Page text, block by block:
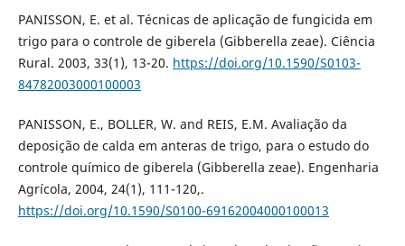
PANISSON, E. et al. Técnicas de aplicação de fungicida em
trigo para o controle de giberela (Gibberella zeae). Ciência
Rural. 2003, 33(1), 13-20. https://doi.org/10.1590/S0103-
84782003000100003
PANISSON, E., BOLLER, W. and REIS, E.M. Avaliação da
deposição de calda em anteras de trigo, para o estudo do
controle químico de giberela (Gibberella zeae). Engenharia
Agrícola, 2004, 24(1), 111-120,.
https://doi.org/10.1590/S0100-69162004000100013